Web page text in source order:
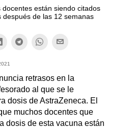
están siendo citados
después de las 12 semanas
retrasos en la
al que se le
dosis de AstraZeneca. El
muchos docentes que
dosis de esta vacuna están